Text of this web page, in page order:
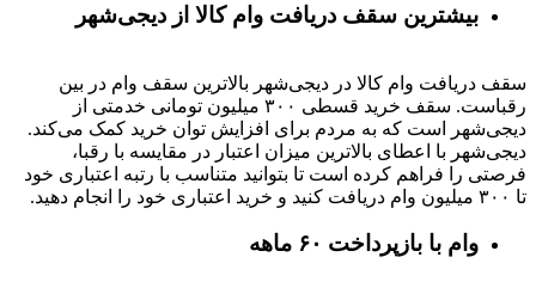
بیشترین سقف دریافت وام کالا از دیجی‌شهر
سقف دریافت وام کالا در دیجی‌شهر بالاترین سقف وام در بین
رقباست. سقف خرید قسطی ۳۰۰ میلیون تومانی خدمتی از
دیجی‌شهر است که به مردم برای افزایش توان خرید کمک می‌کند.
دیجی‌شهر با اعطای بالاترین میزان اعتبار در مقایسه با رقبا،
فرصتی را فراهم کرده است تا بتوانید متناسب با رتبه اعتباری خود
تا ۳۰۰ میلیون وام دریافت کنید و خرید اعتباری خود را انجام دهید.
وام با بازپرداخت ۶۰ ماهه